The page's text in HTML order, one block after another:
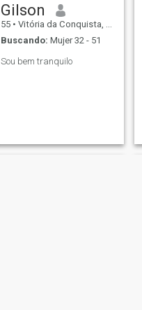
Gilson
55 • Vitória da Conquista, Bahia, Brasil
Buscando: Mujer 32 - 51
Sou bem tranquilo